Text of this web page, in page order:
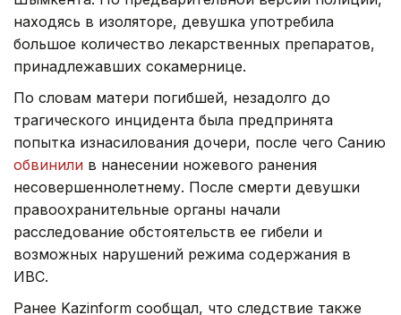
находясь в изоляторе, девушка употребила
большое количество лекарственных препаратов,
принадлежавших сокамернице.
По словам матери погибшей, незадолго до
трагического инцидента была предпринята
попытка изнасилования дочери, после чего Санию
обвинили в нанесении ножевого ранения
несовершеннолетнему. После смерти девушки
правоохранительные органы начали
расследование обстоятельств ее гибели и
возможных нарушений режима содержания в
ИВС.
Ранее Kazinform сообщал, что следствие также